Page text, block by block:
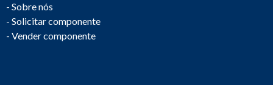
- Sobre nós
- Solicitar componente
- Vender componente